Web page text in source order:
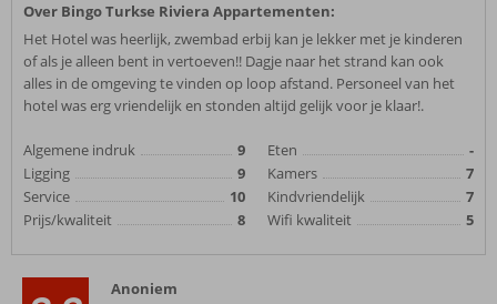
Over Bingo Turkse Riviera Appartementen:
Het Hotel was heerlijk, zwembad erbij kan je lekker met je kinderen
of als je alleen bent in vertoeven!! Dagje naar het strand kan ook
alles in de omgeving te vinden op loop afstand. Personeel van het
hotel was erg vriendelijk en stonden altijd gelijk voor je klaar!.
Algemene indruk
9
Ligging
9
Service
10
Prijs/kwaliteit
8
Eten
-
Kamers
7
Kindvriendelijk
7
Wifi kwaliteit
5
Anoniem